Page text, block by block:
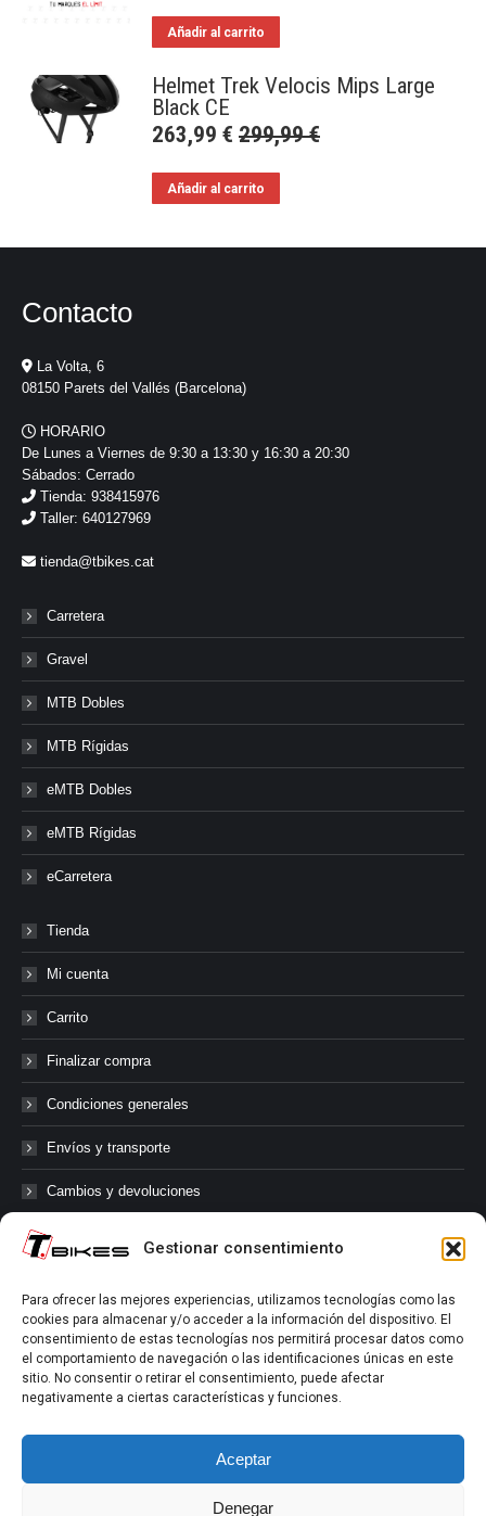
Gestionar consentimiento
Para ofrecer las mejores experiencias, utilizamos tecnologías como las
cookies para almacenar y/o acceder a la información del dispositivo. El
consentimiento de estas tecnologías nos permitirá procesar datos como
el comportamiento de navegación o las identificaciones únicas en este
sitio. No consentir o retirar el consentimiento, puede afectar
negativamente a ciertas características y funciones.
Aceptar
Denegar
Añadir al carrito
Helmet Trek Velocis Mips Large
Black CE
263,99 € 299,99€
Añadir al carrito
Contacto
La Volta, 6
08150 Parets del Vallés (Barcelona)
HORARIO
De Lunes a Viernes de 9:30 a 13:30 y 16:30 a 20:30
Sábados: Cerrado
Tienda: 938415976
Taller: 640127969
tienda@tbikes.cat
Carretera
Gravel
MTB Dobles
MTB Rígidas
eMTB Dobles
eMTB Rígidas
eCarretera
Tienda
Mi cuenta
Carrito
Finalizar compra
Condiciones generales
Envíos y transporte
Cambios y devoluciones
@tbikes.cat #tbikes
Síguenos en las redes sociales de Tbikes, mantente informado de
nuestras novedades, productos, salidas en grupo, ofertas, sorteos ...
y muchos más!